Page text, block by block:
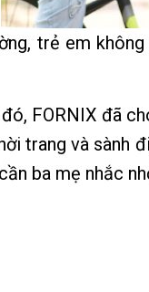
trẻ em
đó, FORNIX đã
trang và sành
ba mẹ nhắc